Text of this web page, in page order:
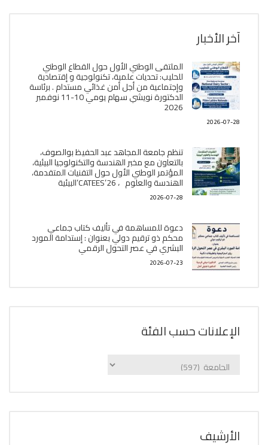
آخر الأخبار
الملتقى الوطني الأول حول القطاع الوطني
للحليب: تحديات علمية، تكنولوجية و إقتصادية
وإجتماعية من أجل أمن غذائي مستدام . برئاسة
الدكتورة نويشي سهام يومي 10-11 نوفمبر
2026
2026-07-28
تنظم جامعة المجاهد عبد الحفيظ بوالصوف،
بالتعاون مع مخبر الھندسة والتكنولوجيا البیئیة،
المؤتمر الوطني الأول حول التقنيات المتقدمة،
الھندسة والعلوم ، CATEES’26’البیئية
2026-07-28
دعوة للمساهمة في تأليف كتاب جماعي
محكم ذو ترقيم دولي بعنوان : إستدامة المورد
البشري في عصر التحول الرقمي
2026-07-23
الإعلانات حسب الفئة
الإعلانات
اﻷرشيف